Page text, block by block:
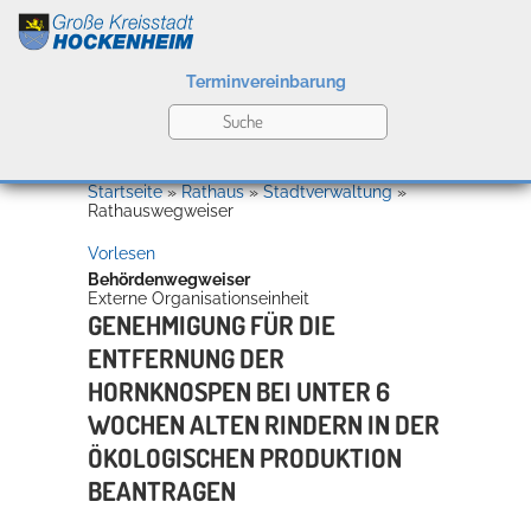
Kultur
Bildung
Wirtschaft
Terminvereinbarung
Willkommen in Hockenheim
Startseite»Rathaus»Stadtverwaltung»
Rathauswegweiser
Vorlesen
Behördenwegweiser
Externe Organisationseinheit
GENEHMIGUNG FÜR DIE
ENTFERNUNG DER
HORNKNOSPEN BEI UNTER 6
WOCHEN ALTEN RINDERN IN DER
ÖKOLOGISCHEN PRODUKTION
BEANTRAGEN